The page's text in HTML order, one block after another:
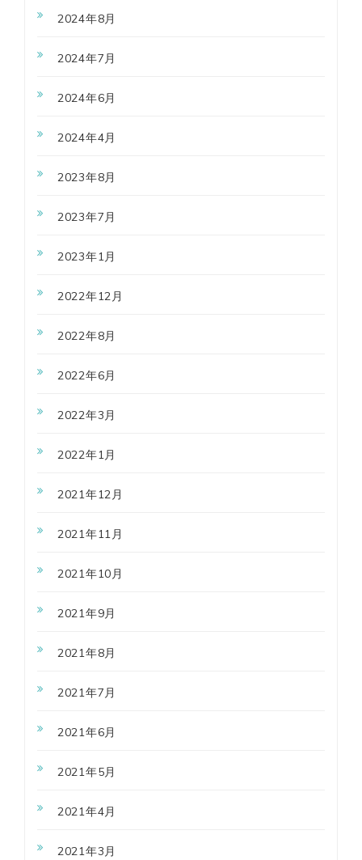
2024年8月
2024年7月
2024年6月
2024年4月
2023年8月
2023年7月
2023年1月
2022年12月
2022年8月
2022年6月
2022年3月
2022年1月
2021年12月
2021年11月
2021年10月
2021年9月
2021年8月
2021年7月
2021年6月
2021年5月
2021年4月
2021年3月